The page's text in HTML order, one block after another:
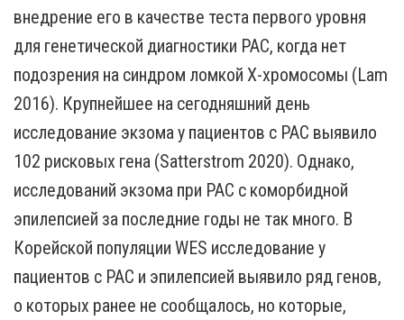
внедрение его в качестве теста первого уровня
для генетической диагностики РАС, когда нет
подозрения на синдром ломкой Х-хромосомы (Lam
2016). Крупнейшее на сегодняшний день
исследование экзома у пациентов с РАС выявило
102 рисковых гена (Satterstrom 2020). Однако,
исследований экзома при РАС с коморбидной
эпилепсией за последние годы не так много. В
Корейской популяции WES исследование у
пациентов с РАС и эпилепсией выявило ряд генов,
о которых ранее не сообщалось, но которые,